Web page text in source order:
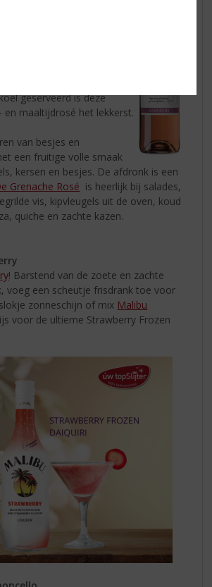
geserveerd is deze
en maaltijdrosé het lekkerst.
van besjes en
een fruitige volle smaak
kersen en besjes. De afdronk is een
Grenache Rosé is heerlijk bij salades,
vis, kipvleugels uit de oven, koud
quiche en zachte kazen.
! Barstend van de zoete en zachte
voeg een scheutje frisdrank toe voor
zonneschijn of mix Malibu
voor de ultieme Strawberry Frozen